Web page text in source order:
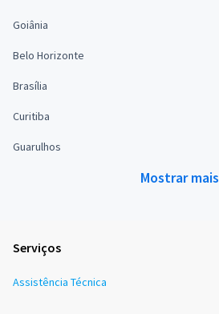
Goiânia
Belo Horizonte
Brasília
Curitiba
Guarulhos
Mostrar mais
Serviços
Assistência Técnica